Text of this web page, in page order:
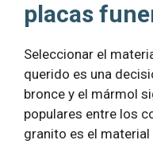
placas
Seleccionar el
querido es una
bronce y el mármol
populares entre los
granito es el